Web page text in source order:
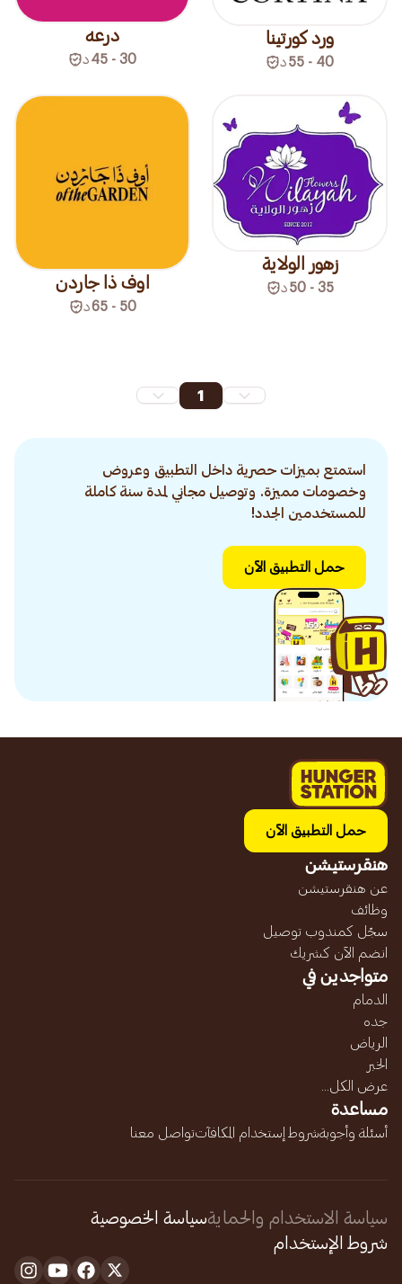
ورد كورتينا
40 - 55 د
درعه
30 - 45 د
زهور الولاية
35 - 50 د اوف ذا جاردن
50 - 65 د
1
استمتع بميزات حصرية داخل التطبيق وعروض
وخصومات مميزة. وتوصيل مجاني لمدة سنة كاملة
للمستخدمين الجدد!
حمل التطبيق الآن
حمل التطبيق الآن
هنقرستيشن
عن هنقرستيشن
وظائف
سجّل كمندوب توصيل
انضم الآن كشريك
متواجدين في
الدمام
جده
الرياض
الخبر
عرض الكل...
مساعدة
أسئلة وأجوبةشروط إستخدام المكافآتتواصل معنا
سياسة الاستخدام والحمايةسياسة الخصوصية
شروط الإستخدام